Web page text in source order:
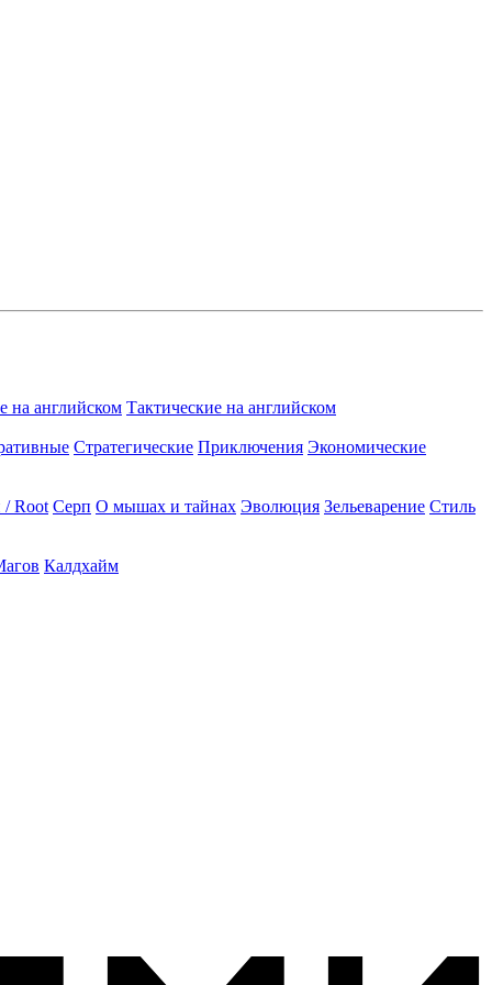
на английском Тактические на английском
Стратегические Приключения Экономические
/ Root Серп О мышах и тайнах Эволюция Зельеварение Стиль
Калдхайм